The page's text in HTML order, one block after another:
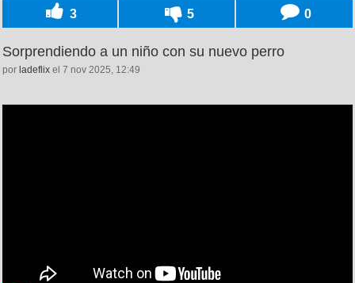
3 5 0
Sorprendiendo a un niño con su nuevo perro
por ladeflix el 7 nov 2025, 12:49